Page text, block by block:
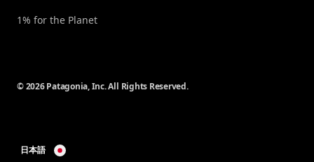
1% for the Planet
© 2026 Patagonia, Inc. All Rights Reserved.
日本語